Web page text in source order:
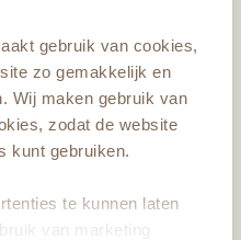
gebruik van cookies,
zo gemakkelijk en
Wij maken gebruik van
zodat de website
kunt gebruiken.
te kunnen laten
van marketing
de laag
en loofbomen te
weer een
zich thuis voelt.
boomsoort
zijn namelijk